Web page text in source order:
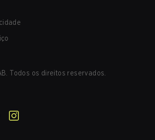
Todos os direitos reservados.